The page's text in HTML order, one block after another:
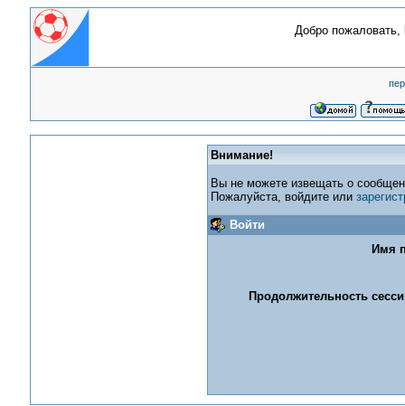
Добро пожаловать,
Внимание!
Вы не можете извещать о
Пожалуйста, войдите или
Войти
Имя
Продолжительность